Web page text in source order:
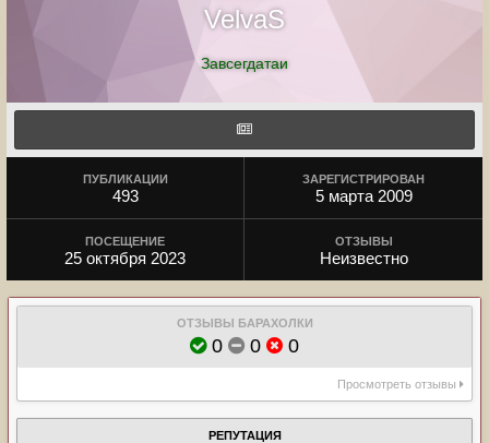
VelvaS
Завсегдатаи
ПУБЛИКАЦИИ
493
ЗАРЕГИСТРИРОВАН
5 марта 2009
ПОСЕЩЕНИЕ
25 октября 2023
ОТЗЫВЫ
Неизвестно
ОТЗЫВЫ БАРАХОЛКИ
0 0 0
Просмотреть отзывы
РЕПУТАЦИЯ